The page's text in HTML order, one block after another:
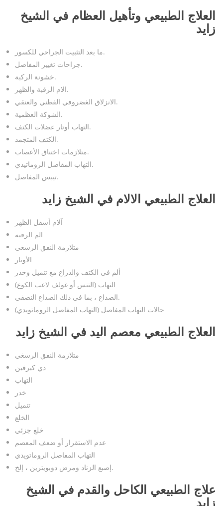
العلاج الطبيعي وتأهيل العظام في الشيخ
زايد
ما بعد التثبيت الجراحي للكسور.
جراحات تغيير المفاصل.
خشونة الركبة.
الام الرقبة والظهر.
الانزلاق الغضروفي القطني والعنقي.
الشوكة العظمية.
التهاب أوتار عضلات الكتف.
الكتف المتجمد.
متلازمات اختناق الأعصاب.
التهاب المفاصل الروماتيدي.
تيبس المفاصل.
العلاج الطبيعي الالام في الشيخ زايد
آلام أسفل الظهر
الم الرقبة
متلازمة النفق الرسغي
الأوتار
ألم في الكتف والذراع مع تنميل وخدر
التهاب (التنس أو غولف لاعب الكوع)
الصداع ، بما في ذلك الصداع النصفي.
حالات التهاب المفاصل (التهاب المفاصل الروماتويدي)
العلاج الطبيعي معصم اليد في الشيخ زايد
متلازمة النفق الرسغي
دي كيرفين
التهاب
خدر
تنميل
الخلع
خلع جزئي
عدم الاستقرار أو ضعف المعصم
التهاب المفاصل الروماتويدي
إصبع الزناد ومرض دوبويترين ، إلخ.
علاج الطبيعي الكاحل والقدم في الشيخ